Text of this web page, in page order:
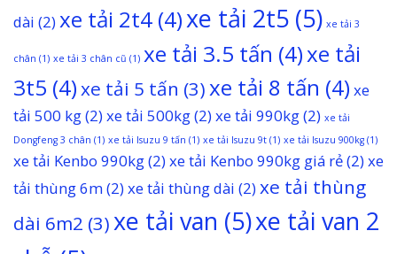
dài (2) xe tải 2t4 (4)xe tải 2t5 (5) xe tải 3
chân (1) xe tải 3 chân cũ (1) xe tải 3.5 tấn (4)xe tải
3t5 (4)xe tải 5 tấn (3)xe tải 8 tấn (4) xe
tải 500 kg(2) xe tải 500kg(2) xe tải 990kg(2) xe tải
Dongfeng 3 chân (1) xe tải Isuzu 9 tấn (1) xe tải Isuzu 9t (1) xe tải Isuzu 900kg (1)
xe tải Kenbo 990kg(2) xe tải Kenbo 990kg giá rẻ(2) xe
tải thùng 6m(2) xe tải thùng dài (2) xe tải thùng
dài 6m2 (3)xe tải van (5)xe tải van 2